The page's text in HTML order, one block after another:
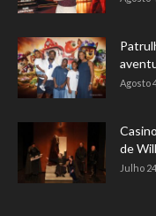
Agosto
de
Julho